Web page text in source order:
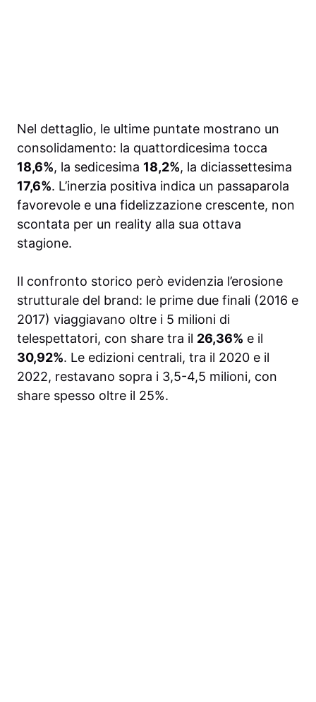
Nel dettaglio, le ultime puntate mostrano un
consolidamento: la quattordicesima tocca
18,6%, la sedicesima 18,2%, la diciassettesima
17,6%. L’inerzia positiva indica un passaparola
favorevole e una fidelizzazione crescente, non
scontata per un reality alla sua ottava
stagione.
Il confronto storico però evidenzia l’erosione
strutturale del brand: le prime due finali (2016 e
2017) viaggiavano oltre i 5 milioni di
telespettatori, con share tra il 26,36% e il
30,92%. Le edizioni centrali, tra il 2020 e il
2022, restavano sopra i 3,5-4,5 milioni, con
share spesso oltre il 25%.